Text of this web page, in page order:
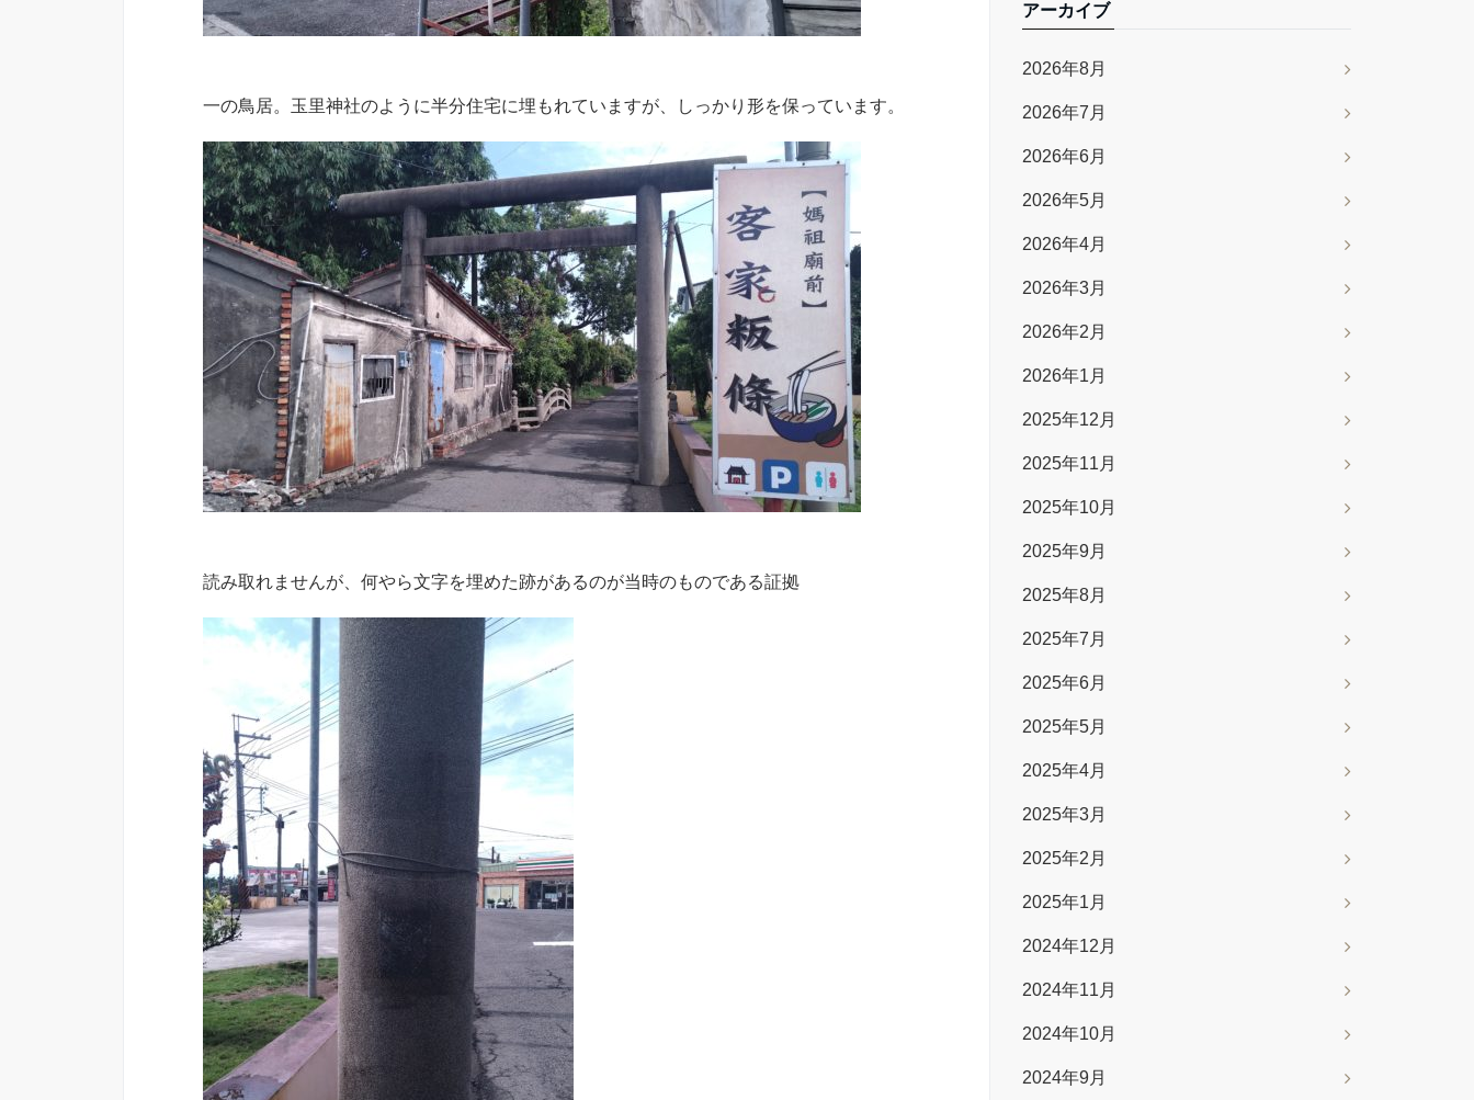
一の鳥居。玉里神社のように半分住宅に埋もれていますが、しっかり形を保っています。
読み取れませんが、何やら文字を埋めた跡があるのが当時のものである証拠
アーカイブ
2026年8月
2026年7月
2026年6月
2026年5月
2026年4月
2026年3月
2026年2月
2026年1月
2025年12月
2025年11月
2025年10月
2025年9月
2025年8月
2025年7月
2025年6月
2025年5月
2025年4月
2025年3月
2025年2月
2025年1月
2024年12月
2024年11月
2024年10月
2024年9月